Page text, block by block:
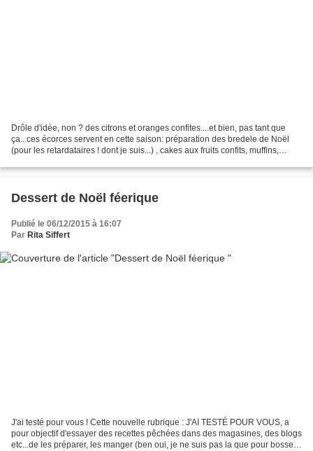
Drôle d'idée, non ? des citrons et oranges confites....et bien, pas tant que
ça...ces écorces servent en cette saison: préparation des bredele de Noël
(pour les retardataires ! dont je suis...) , cakes aux fruits confits, muffins,
Dessert de Noël féerique
Publié le 06/12/2015 à 16:07
Par Rita Siffert
J'ai testé pour vous ! Cette nouvelle rubrique : J'AI TESTÉ POUR VOUS, a
pour objectif d'essayer des recettes pêchées dans des magasines, des blogs
etc...de les préparer, les manger (ben oui, je ne suis pas la que pour bosser!